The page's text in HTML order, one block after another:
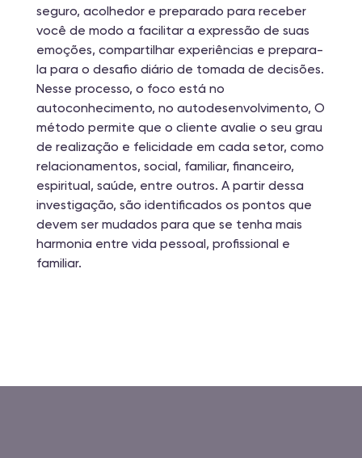
seguro, acolhedor e preparado para receber
você de modo a facilitar a expressão de suas
emoções, compartilhar experiências e prepara-
la para o desafio diário de tomada de decisões.
Nesse processo, o foco está no
autoconhecimento, no autodesenvolvimento, O
método permite que o cliente avalie o seu grau
de realização e felicidade em cada setor, como
relacionamentos, social, familiar, financeiro,
espiritual, saúde, entre outros. A partir dessa
investigação, são identificados os pontos que
devem ser mudados para que se tenha mais
harmonia entre vida pessoal, profissional e
familiar.